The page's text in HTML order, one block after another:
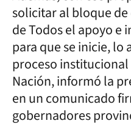
solicitar al bloque
de Todos el apoyo e
para que se inicie, lo
proceso institucional
Nación, informó la
en un comunicado
gobernadores